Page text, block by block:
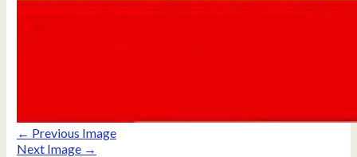
← Previous Image
Next Image →